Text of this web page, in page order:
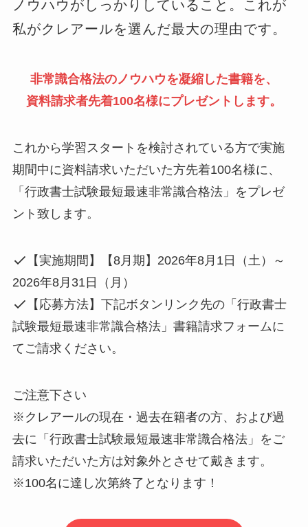
ノウハウがしっかりしていること。これが
私がクレアールを選んだ最大の理由です。
非常識合格法のノウハウを凝縮した書籍を、
資料請求者先着100名様にプレゼントします。
これから学習スタートを検討されている方で実施
期間中に資料請求いただいた方先着100名様に、
「行政書士試験最短最速非常識合格法」をプレゼ
ント致します。
【実施期間】【8月期】2026年8月1日（土）～
2026年8月31日（月）
【応募方法】下記ボタンリンク先の「行政書士
試験最短最速非常識合格法」書籍請求フォームに
てご請求ください。
ご注意下さい
※クレアールの現在・過去在籍者の方、および過
去に「行政書士試験最短最速非常識合格法」をご
請求いただいた方は対象外とさせて戴きます。
※100名に達し次第終了となります！